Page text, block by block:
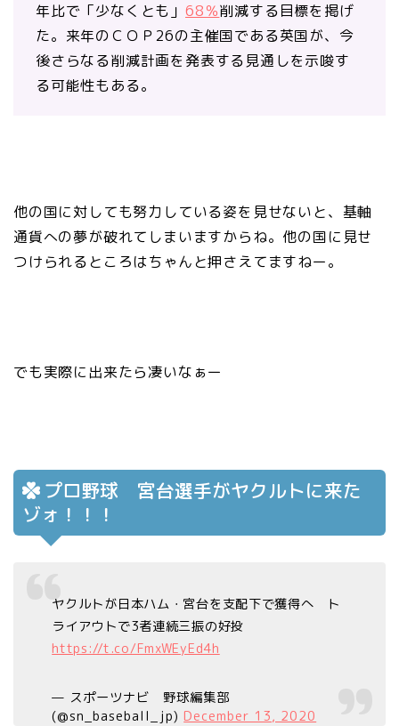
年比で「少なくとも」 68％削減する目標を掲げ
た。来年のＣＯＰ26の主催国である英国が、今
後さらなる削減計画を発表する見通しを示唆す
る可能性もある。
他の国に対しても努力している姿を見せないと、基軸
通貨への夢が破れてしまいますからね。他の国に見せ
つけられるところはちゃんと押さえてますねー。
でも実際に出来たら凄いなぁー
プロ野球 宮台選手がヤクルトに来た
ゾォ！！！
ヤクルトが日本ハム・宮台を支配下で獲得へ ト
ライアウトで3者連続三振の好投
https://t.co/FmxWEyEd4h
— スポーツナビ 野球編集部
(@sn_baseball_jp) December 13, 2020